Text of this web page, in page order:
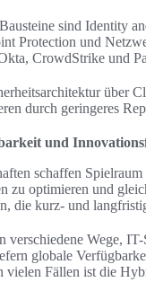
sind Identity
Protection und
CrowdStrike und
über
durch geringeres
und
schaffen
zu optimieren und
die kurz- und
verschiedene Wege,
globale
vielen Fällen ist die